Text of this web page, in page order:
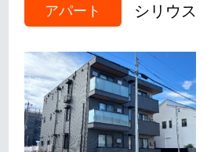
アパート シリウス